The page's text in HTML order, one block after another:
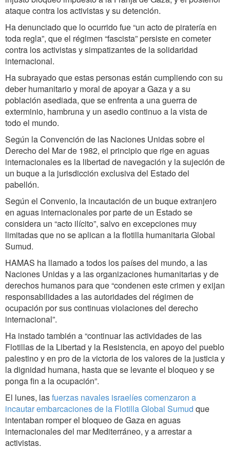
ataque contra los activistas y su detención.
Ha denunciado que lo ocurrido fue “un acto de piratería en
toda regla”, que el régimen “fascista” persiste en cometer
contra los activistas y simpatizantes de la solidaridad
internacional.
Ha subrayado que estas personas están cumpliendo con su
deber humanitario y moral de apoyar a Gaza y a su
población asediada, que se enfrenta a una guerra de
exterminio, hambruna y un asedio continuo a la vista de
todo el mundo.
Según la Convención de las Naciones Unidas sobre el
Derecho del Mar de 1982, el principio que rige en aguas
internacionales es la libertad de navegación y la sujeción de
un buque a la jurisdicción exclusiva del Estado del
pabellón.
Según el Convenio, la incautación de un buque extranjero
en aguas internacionales por parte de un Estado se
considera un “acto ilícito”, salvo en excepciones muy
limitadas que no se aplican a la flotilla humanitaria Global
Sumud.
HAMAS ha llamado a todos los países del mundo, a las
Naciones Unidas y a las organizaciones humanitarias y de
derechos humanos para que “condenen este crimen y exijan
responsabilidades a las autoridades del régimen de
ocupación por sus continuas violaciones del derecho
internacional”.
Ha instado también a “continuar las actividades de las
Flotillas de la Libertad y la Resistencia, en apoyo del pueblo
palestino y en pro de la victoria de los valores de la justicia y
la dignidad humana, hasta que se levante el bloqueo y se
ponga fin a la ocupación”.
El lunes, lasfuerzas navales israelíes comenzaron a
incautar embarcaciones de la Flotilla Global Sumud que
intentaban romper el bloqueo de Gaza en aguas
internacionales del mar Mediterráneo, y a arrestar a
activistas.